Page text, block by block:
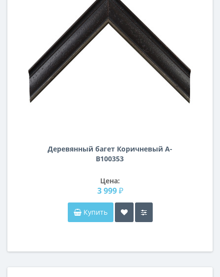
Деревянный багет Коричневый А-
В100353
Цена:
3 999 ₽
Купить